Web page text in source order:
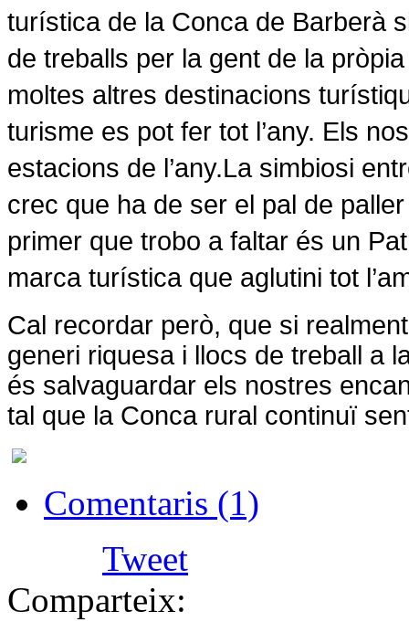
turística de la Concade Barberà
de treballs per la gent de la
moltes altres destinacions
turisme es pot fer tot l’any. Els
estacions de l’any.La simbiosi
crec que ha de ser el pal de
primer que trobo a faltar és un
marca turística que aglutini tot
Cal recordar però, que si
generi riquesa i llocs de treball a
és salvaguardar els nostres
tal que la Concarural continuï
Comentaris (1)
Tweet
Comparteix: